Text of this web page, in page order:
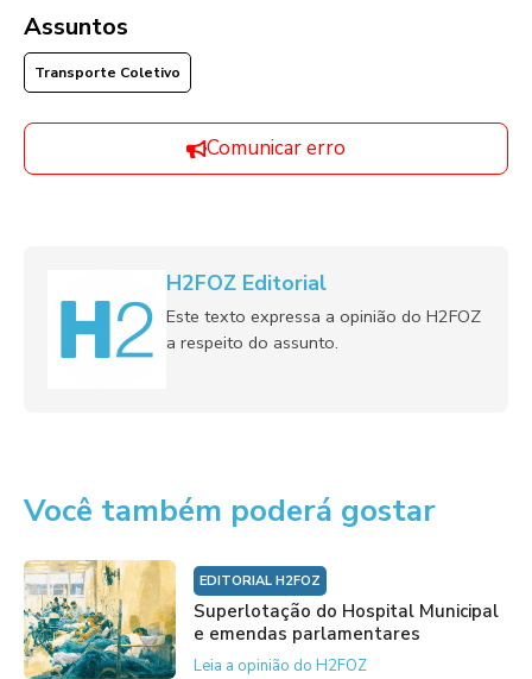
Assuntos
Transporte Coletivo
Comunicar erro
H2FOZ Editorial
Este texto expressa a opinião do H2FOZ
a respeito do assunto.
Você também poderá gostar
EDITORIAL H2FOZ
Superlotação do Hospital Municipal
e emendas parlamentares
Leia a opinião do H2FOZ